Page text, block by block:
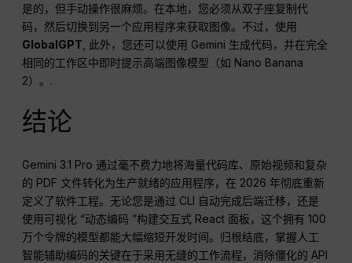
是的，但手动操作很麻烦。在本地，您必须从双子座复制代
码，然后切换到另一个应用程序来获取图像。不过，使用
GlobalGPT , 此外，您还可以使用 Gemini 生成代码，并在完全
相同的工作区中即时提示高端图像模型（如 Nano Banana
2）。.
结论
Gemini 3.1 Pro 通过毫不费力地将海量代码库、原始视频和复杂
的 PDF 文件转化为生产就绪的应用程序，在 2026 年彻底重新
定义了软件工程。无论您是通过 CLI 自动完成后端迁移，还是
使用可视化 “动态编码 ”构建交互式 React 面板，这个拥有 100
万个令牌的模型都能大幅缩短开发时间。归根结底，掌握人工
智能辅助编码的关键在于采用无缝的工作流程，消除僵化的 API